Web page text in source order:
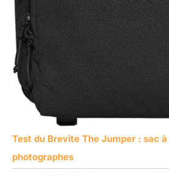
Test du Brevite The Jumper : sac
photographes